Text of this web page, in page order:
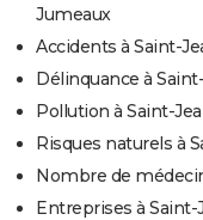
Jumeaux
Accidents à Saint-
Délinquance à
Pollution à Saint-
Risques naturels à
Nombre de
Entreprises à